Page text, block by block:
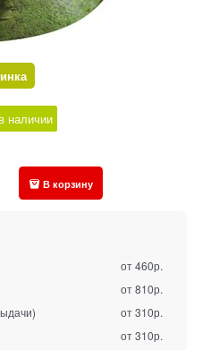
наличии
В корзину
от 460р.
от 810р.
от 310р.
от 310р.